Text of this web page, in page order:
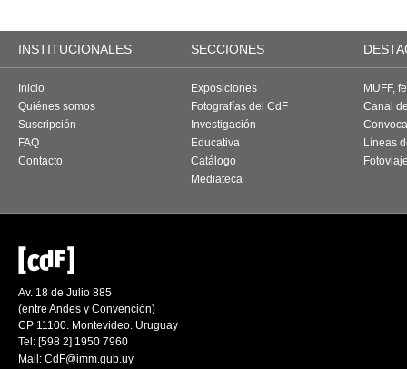
INSTITUCIONALES SECCIONES
Inicio
Quiénes somos
Suscripción
FAQ
Contacto
Exposiciones
Fotografías del CdF
Investigación
Educativa
Catálogo
Mediateca
MUFF,
Canal
Líneas
Av. 18 de Julio 885
(entre Andes y Convención)
CP 11100. Montevideo. Uruguay
Tel: [598 2] 1950 7960
Mail: CdF@imm.gub.uy